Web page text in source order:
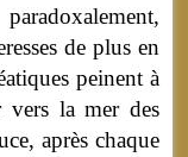
de plus en
peinent à
vers la mer des
après chaque